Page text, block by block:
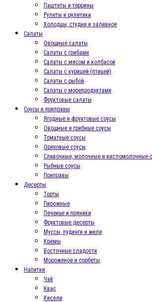
Паштеты и террины
Рулеты и рулетики
Холодцы, студни и заливное
Салаты
Овощные салаты
Салаты с грибами
Салаты с мясом и колбасой
Салаты с курицей (птицей)
Салаты с рыбой
Салаты с морепродуктами
Фруктовые салаты
Соусы и приправы
Ягодные и фруктовые соусы
Овощные и грибные соусы
Томатные соусы
Ореховые соусы
Сливочные, молочные и кисломолочные
Рыбные соусы
Приправы
Десерты
Торты
Пирожные
Печенье и пряники
Фруктовые десерты
Муссы, пудинги и желе
Кремы
Восточные сладости
Мороженое и сорбеты
Напитки
Чай
Квас
Кисели